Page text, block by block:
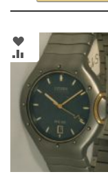
ZUR
WUNSCHLISTE
HINZUFÜGEN
ZUR
VERGLEICHSLISTE
HINZUFÜGEN